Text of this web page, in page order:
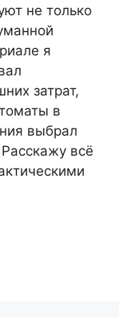
не только
я
затрат,
в
выбрал
всё